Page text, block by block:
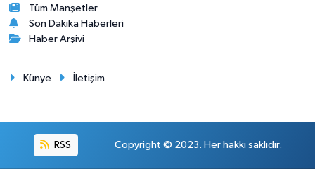
Tüm Manşetler
Son Dakika Haberleri
Haber Arşivi
Künye İletişim
RSS Copyright © 2023. Her hakkı saklıdır.